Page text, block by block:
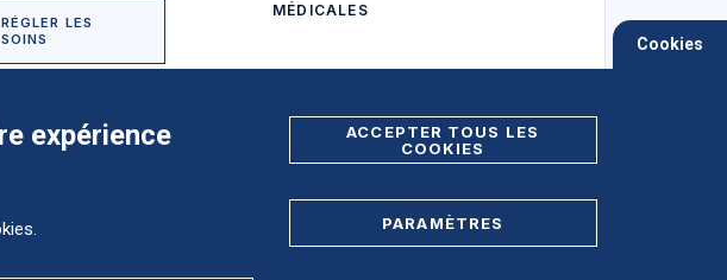
RÉGLER LES
SOINS
MÉDICALES
Foire aux Questions (FAQ)
Cookies
expérience
ACCEPTER TOUS LES
COOKIES
PARAMÈTRES